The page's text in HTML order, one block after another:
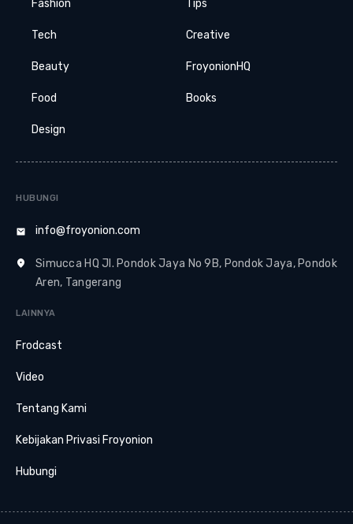
Fashion
Tech
Beauty
Food
Design
Tips
Creative
FroyonionHQ
Books
HUBUNGI
info@froyonion.com
Simucca HQ Jl. Pondok Jaya No 9B, Pondok Jaya, Pondok
Aren, Tangerang
LAINNYA
Frodcast
Video
Tentang Kami
Kebijakan Privasi Froyonion
Hubungi